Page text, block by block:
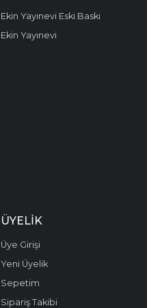
Ekin Yayınevi Eski Baskı
Ekin Yayınevi
ÜYELIK
Üye Girişi
Yeni Üyelik
Sepetim
Sipariş Takibi